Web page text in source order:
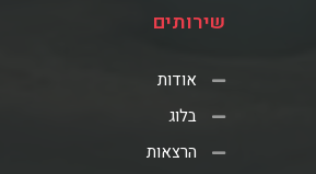
שירותים
אודות
בלוג
הרצאות